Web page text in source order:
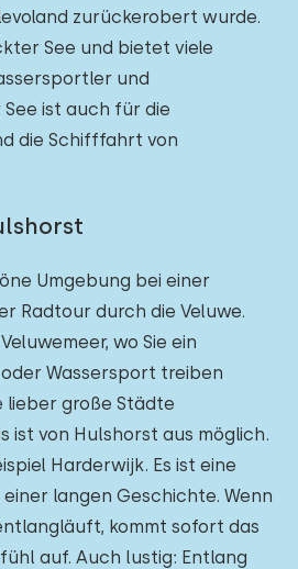
zurückerobert wurde.
See und bietet viele
und
ist auch für die
die Schifffahrt von
Umgebung bei einer
Radtour durch die Veluwe.
wo Sie ein
Wassersport treiben
lieber große Städte
ist von Hulshorst aus möglich.
Harderwijk. Es ist eine
langen Geschichte. Wenn
kommt sofort das
auf. Auch lustig: Entlang